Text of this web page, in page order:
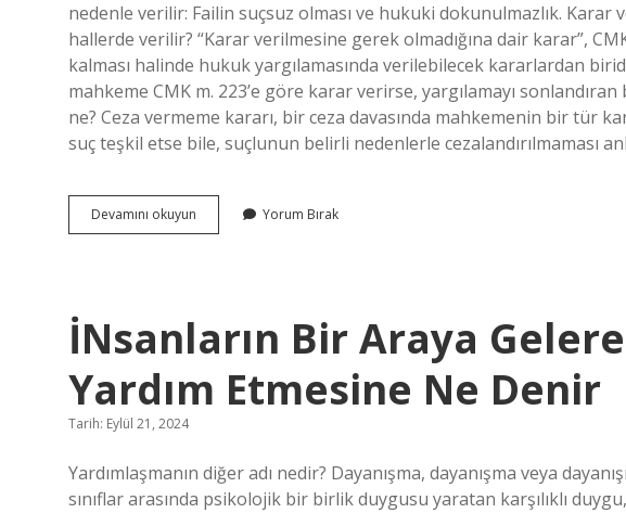
nedenle verilir: Failin suçsuz olması ve hukuki dokunulmazlık. Karar
hallerde verilir? “Karar verilmesine gerek olmadığına dair karar”,
kalması halinde hukuk yargılamasında verilebilecek kararlardan
mahkeme CMK m. 223’e göre karar verirse, yargılamayı
ne? Ceza vermeme kararı, bir ceza davasında mahkemenin bir tür
suç teşkil etse bile, suçlunun belirli nedenlerle cezalandırılmaması
Devamını okuyun Hangisinde
Ceza
Verilemez
Yorum Bırak
İNsanların Bir Araya
Yardım Etmesine Ne Denir
Tarih: Eylül 21, 2024
Yardımlaşmanın diğer adı nedir? Dayanışma, dayanışma veya
sınıflar arasında psikolojik bir birlik duygusu yaratan karşılıklı